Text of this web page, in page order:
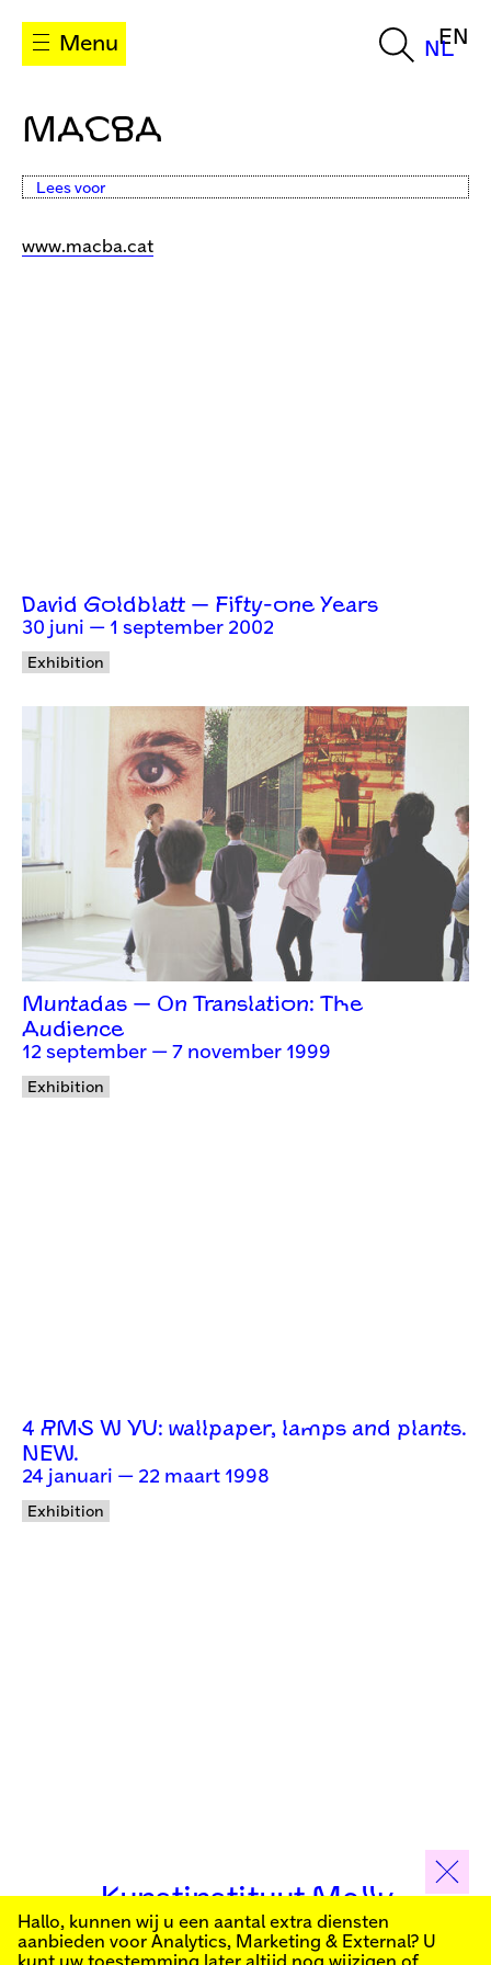
Menu NL
EN
MACBA
Lees voor
www.macba.cat
David Goldblatt — Fifty-one Years
30 juni — 1 september 2002
Exhibition
Muntadas — On Translation: The
Audience
12 september — 7 november 1999
Exhibition
4 RMS W VU: wallpaper, lamps and plants.
NEW.
24 januari — 22 maart 1998
Exhibition
Kunstinstituut Melly
Schrijf je in voor onze nieuwsbrief om op de hoogte
Hallo, kunnen wij u een aantal extra diensten
aanbieden voor Analytics, Marketing & External? U